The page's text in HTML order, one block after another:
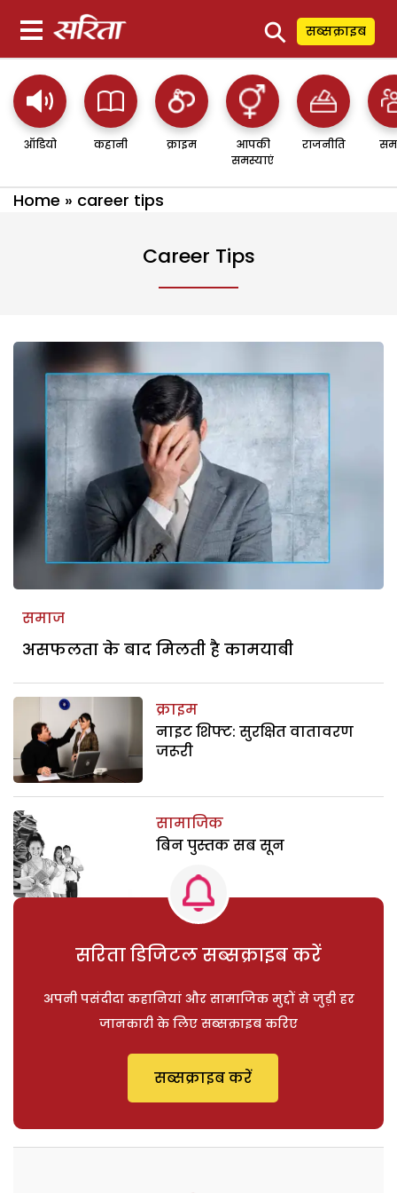
⚲ सब्सक्राइब
ऑडियो कहानी क्राइम
आपकी
समस्याएं
राजनीति
Home » career tips
Career Tips
समाज
असफलता के बाद मिलती है कामयाबी
क्राइम
नाइट शिफ्ट: सुरक्षित वातावरण
जरूरी
सामाजिक
बिन पुस्तक सब सून
सरिता डिजिटल सब्सक्राइब करें
अपनी पसंदीदा कहानियां और सामाजिक मुद्दों से जुड़ी हर
जानकारी के लिए सब्सक्राइब करिए
सब्सक्राइब करें